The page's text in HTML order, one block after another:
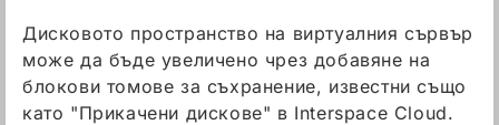
Дисковото пространство на виртуалния сървър
може да бъде увеличено чрез добавяне на
блокови томове за съхранение, известни също
като "Прикачени дискове" в Interspace Cloud.